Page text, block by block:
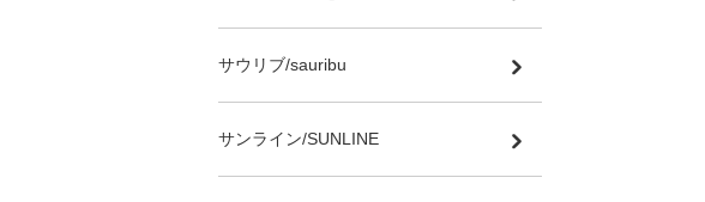
サウリブ/sauribu
サンライン/SUNLINE